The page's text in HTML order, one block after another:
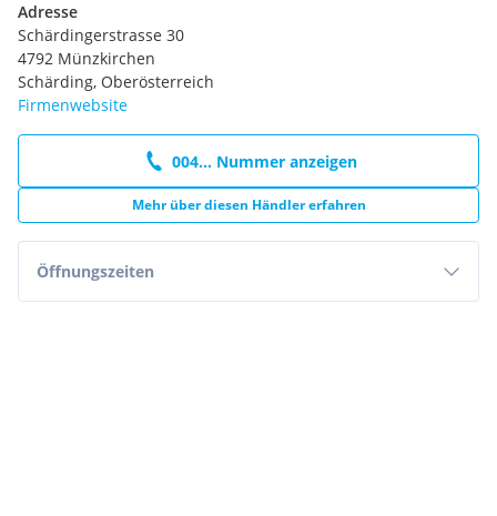
Adresse
Schärdingerstrasse 30
4792 Münzkirchen
Schärding, Oberösterreich
Firmenwebsite
004... Nummer anzeigen
Mehr über diesen Händler erfahren
Öffnungszeiten